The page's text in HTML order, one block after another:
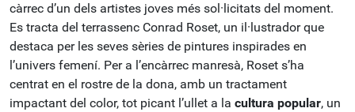
càrrec d’un dels artistes joves més sol·licitats del moment.
Es tracta del terrassenc Conrad Roset, un il·lustrador que
destaca per les seves sèries de pintures inspirades en
l’univers femení. Per a l’encàrrec manresà, Roset s’ha
centrat en el rostre de la dona, amb un tractament
impactant del color, tot picant l’ullet a la cultura popular, un